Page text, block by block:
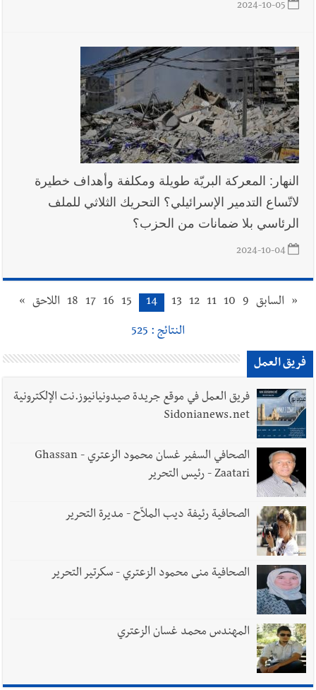
2024-10-05
النهار: المعركة البريّة طويلة ومكلفة وأهداف خطيرة
لاتّساع التدمير الإسرائيلي؟ التحريك الثلاثي للملف
الرئاسي بلا ضمانات من الحزب؟
2024-10-04
« السابق 9
10
11
12
13
14
15
16
17
18 اللاحق »
النتائج : 525
فريق العمل
فريق العمل في موقع جريدة صيدونيانيوز.نت الإلكترونية
Sidonianews.net
الصحافي السفير غسان محمود الزعتري - Ghassan
Zaatari - رئيس التحرير
الصحافية رئيفة ديب الملاّح - مديرة التحرير
الصحافية منى محمود الزعتري - سكرتير التحرير
المهندس محمد غسان الزعتري